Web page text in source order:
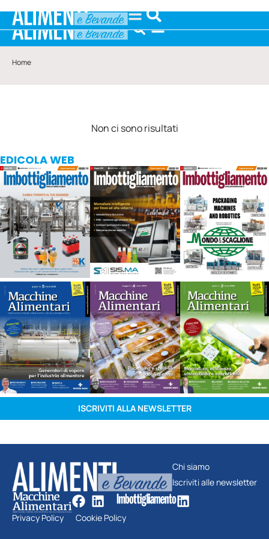
Home
Non ci sono risultati
EDICOLA WEB
ISCRIVITI ALLA NEWSLETTER
Chi siamo
Iscriviti alle newsletter
Privacy Policy Cookie Policy